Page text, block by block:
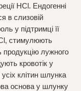
HCl. Ендогенні
в слизовій
у підтримці її
стимулюють
лужного
кровотік у
клітин шлунка
основа у шлунку